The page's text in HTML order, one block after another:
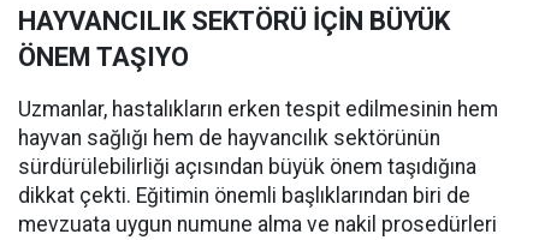
HAYVANCILIK SEKTÖRÜ İÇİN BÜYÜK
ÖNEM TAŞIYO
Uzmanlar, hastalıkların erken tespit edilmesinin hem
hayvan sağlığı hem de hayvancılık sektörünün
sürdürülebilirliği açısından büyük önem taşıdığına
dikkat çekti. Eğitimin önemli başlıklarından biri de
mevzuata uygun numune alma ve nakil prosedürleri